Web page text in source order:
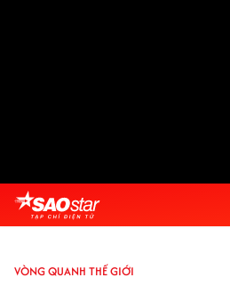
VÒNG QUANH THẾ GIỚI